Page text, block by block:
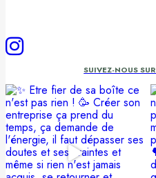
SUIVEZ-NOUS SUR